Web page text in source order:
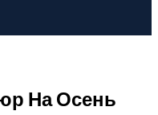
На Осень